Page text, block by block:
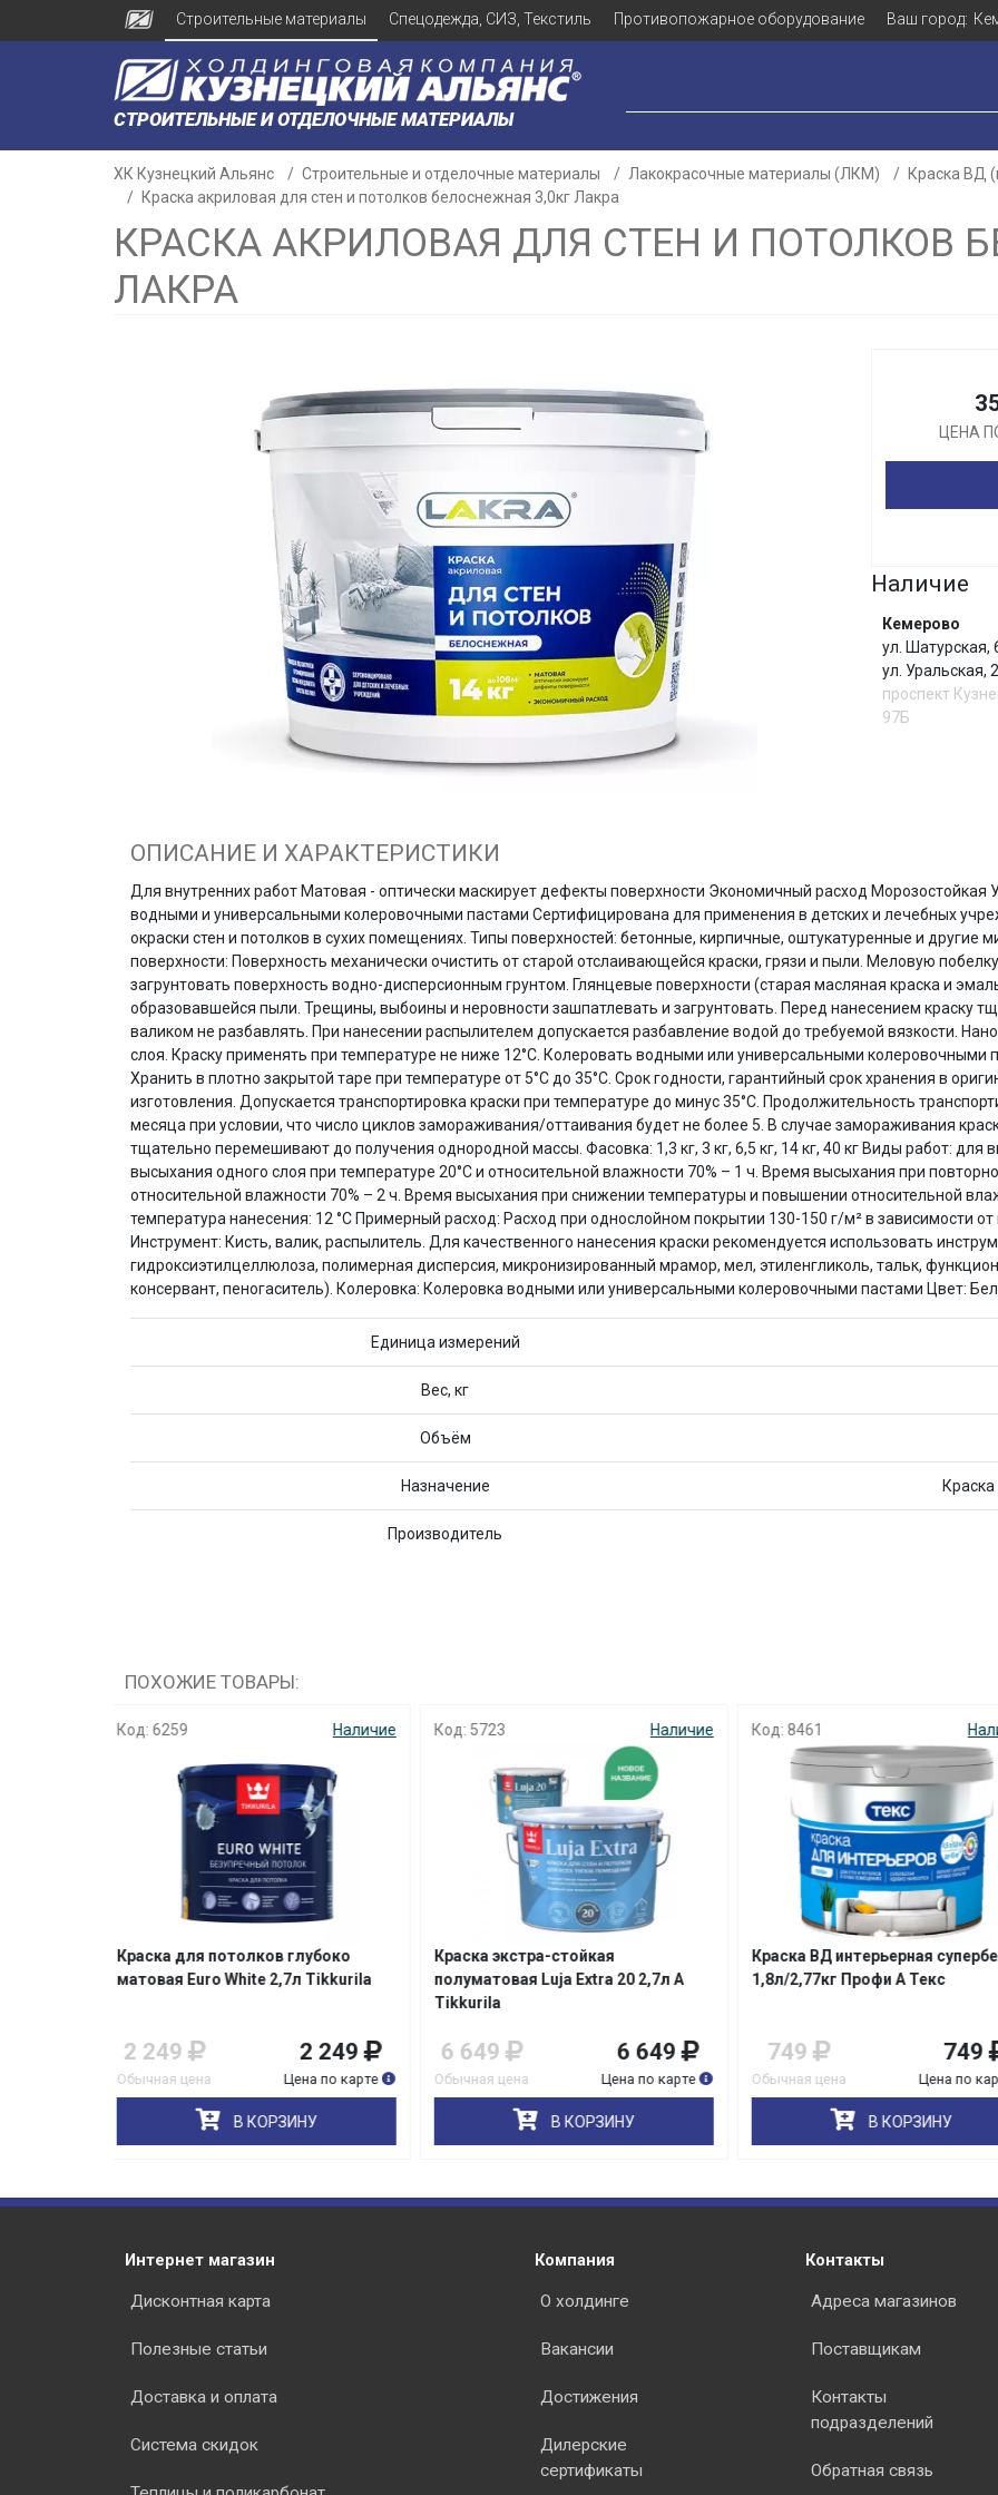
Строительные материалы Спецодежда, СИЗ, Текстиль Противопожарное оборудование Ваш город:
СТРОИТЕЛЬНЫЕ И ОТДЕЛОЧНЫЕ МАТЕРИАЛЫ
ХК Кузнецкий Альянс Строительные и отделочные материалы Лакокрасочные материалы (ЛКМ) Краска ВД
Краска акриловая для стен и потолков белоснежная 3,0кг Лакра
КРАСКА АКРИЛОВАЯ ДЛЯ СТЕН И ПОТОЛКОВ
ЛАКРА
ЦЕНА
Наличие
Кемерово
ул. Шатурская,
ул. Уральская,
проспект
97Б
ОПИСАНИЕ И ХАРАКТЕРИСТИКИ
Для внутренних работ Матовая - оптически маскирует дефекты поверхности Экономичный расход Морозостойкая
водными и универсальными колеровочными пастами Сертифицирована для применения в детских и лечебных
окраски стен и потолков в сухих помещениях. Типы поверхностей: бетонные, кирпичные, оштукатуренные и другие
поверхности: Поверхность механически очистить от старой отслаивающейся краски, грязи и пыли. Меловую
загрунтовать поверхность водно-дисперсионным грунтом. Глянцевые поверхности (старая масляная краска и
образовавшейся пыли. Трещины, выбоины и неровности зашпатлевать и загрунтовать. Перед нанесением краску
валиком не разбавлять. При нанесении распылителем допускается разбавление водой до требуемой вязкости.
слоя. Краску применять при температуре не ниже 12°С. Колеровать водными или универсальными колеровочными
Хранить в плотно закрытой таре при температуре от 5°С до 35°С. Срок годности, гарантийный срок хранения в
изготовления. Допускается транспортировка краски при температуре до минус 35°С. Продолжительность
месяца при условии, что число циклов замораживания/оттаивания будет не более 5. В случае замораживания
тщательно перемешивают до получения однородной массы. Фасовка: 1,3 кг, 3 кг, 6,5 кг, 14 кг, 40 кг Виды работ:
высыхания одного слоя при температуре 20°С и относительной влажности 70% – 1 ч. Время высыхания при
относительной влажности 70% – 2 ч. Время высыхания при снижении температуры и повышении относительной
температура нанесения: 12 °C Примерный расход: Расход при однослойном покрытии 130-150 г/м² в зависимости
Инструмент: Кисть, валик, распылитель. Для качественного нанесения краски рекомендуется использовать
гидроксиэтилцеллюлоза, полимерная дисперсия, микронизированный мрамор, мел, этиленгликоль, тальк,
консервант, пеногаситель). Колеровка: Колеровка водными или универсальными колеровочными пастами Цвет:
Единица измерений
Вес, кг
Объём
Назначение Краска
Производитель
ПОХОЖИЕ ТОВАРЫ:
Код: 5723 Наличие
Краска экстра-стойкая
полуматовая Luja Extra 20 2,7л А
6 649
Обычная цена
6 649
Цена по карте
В КОРЗИНУ
Код: 8461 Наличие
Краска ВД интерьерная супербелая
1,8л/2,77кг Профи А Текс
749
Обычная цена
749
Цена по карте
В КОРЗИНУ
Код: 2600
Краска фасадная F20 9,0л
Parade
4 699
Обычная цена
4
Цена по
В КОРЗИНУ
на частибез переплат
График платежей
25%
Добавляйте товары
Получайте товарвыбранный способом
Оставшиеся 75% будутсписываться
с вашей картыпо25%каждые 2 недели
Подробнее об оплате Плайтом
25
раз в 2
недели Остались вопросы?
8 800 302-02-51
Интернет магазин
Дисконтная карта
Полезные статьи
Доставка и оплата
Система скидок
Компания
О холдинге
Вакансии
Достижения
Дилерские
сертификаты
Контакты
Адреса магазинов
Поставщикам
Контакты
подразделений
Обратная связь